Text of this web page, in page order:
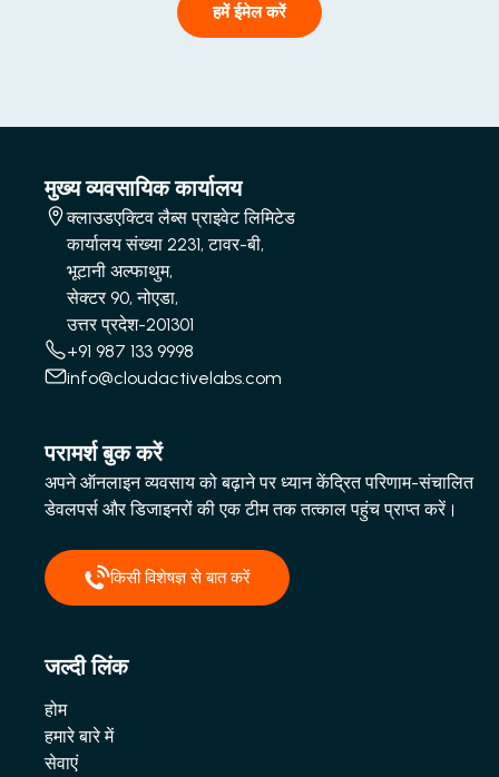
हमें ईमेल करें
मुख्य व्यवसायिक कार्यालय
क्लाउडएक्टिव लैब्स प्राइवेट लिमिटेड
कार्यालय संख्या 2231, टावर-बी,
भूटानी अल्फाथुम,
सेक्टर 90, नोएडा,
उत्तर प्रदेश-201301
+91 987 133 9998
info@cloudactivelabs.com
परामर्श बुक करें
अपने ऑनलाइन व्यवसाय को बढ़ाने पर ध्यान केंद्रित परिणाम-संचालित
डेवलपर्स और डिजाइनरों की एक टीम तक तत्काल पहुंच प्राप्त करें।
किसी विशेषज्ञ से बात करें
जल्दी लिंक
होम
हमारे बारे में
सेवाएं